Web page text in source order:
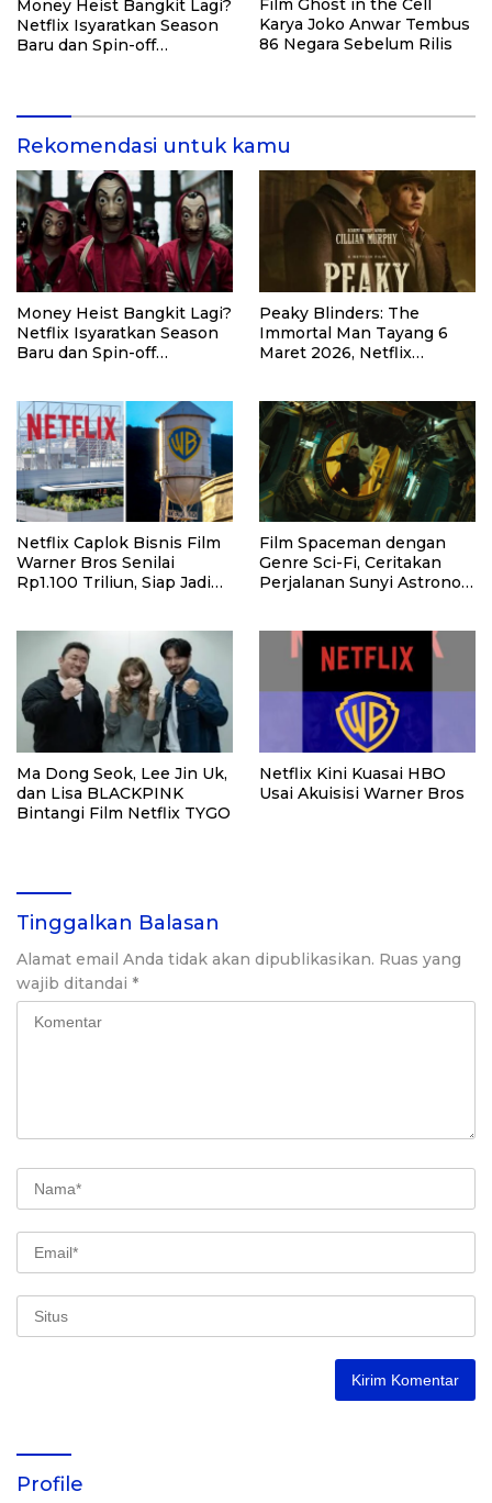
Money Heist Bangkit Lagi?
Netflix Isyaratkan Season
Baru dan Spin-off
Film Ghost in the Cell
Karya Joko Anwar Tembus
86 Negara Sebelum Rilis
Rekomendasi untuk kamu
Money Heist Bangkit Lagi?
Netflix Isyaratkan Season
Baru dan Spin-off
Peaky Blinders: The
Immortal Man Tayang 6
Maret 2026, Netflix
Netflix Caplok Bisnis Film
Warner Bros Senilai
Rp1.100 Triliun, Siap Jadi
Film Spaceman dengan
Genre Sci-Fi, Ceritakan
Perjalanan Sunyi Astronot
Ma Dong Seok, Lee Jin Uk,
dan Lisa BLACKPINK
Bintangi Film Netflix TYGO
Netflix Kini Kuasai HBO
Usai Akuisisi Warner Bros
Tinggalkan Balasan
Alamat email Anda tidak akan dipublikasikan. Ruas yang
wajib ditandai *
Profile